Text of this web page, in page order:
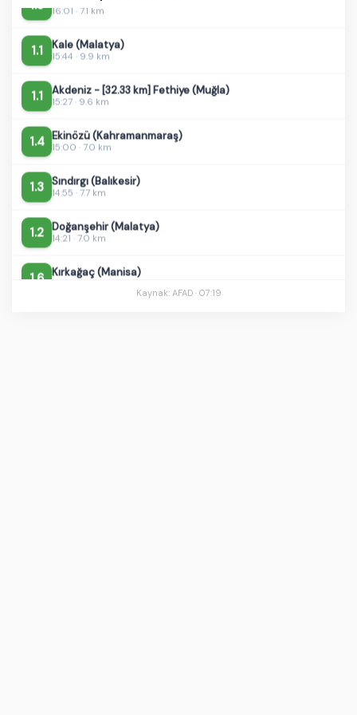
1.1 15:44 · 9.9 km
1.1 15:27 · 9.6 km
1.4 15:00 · 7.0 km
1.3 14:55 · 7.7 km
1.2 14:21 · 7.0 km
1.6 14:10 · 7.0 km
Kaynak: AFAD · 07:19